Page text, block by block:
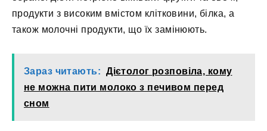
продукти з високим вмістом клітковини, білка, а
також молочні продукти, що їх замінюють.
Зараз читають: Дієтолог розповіла, кому
не можна пити молоко з печивом перед
сном